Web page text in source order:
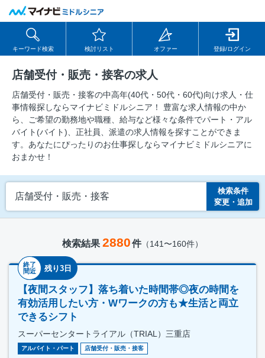
キーワード検索 検討リスト オファー 登録/ログイン
店舗受付・販売・接客の求人
店舗受付・販売・接客の中⾼年(40代・50代・60代)向け求⼈・仕
事情報探しならマイナビミドルシニア！ 豊富な求人情報の中か
ら、ご希望の勤務地や職種、給与など様々な条件でパート・アル
バイト(バイト)、正社員、派遣の求人情報を探すことができま
す。あなたにぴったりのお仕事探しならマイナビミドルシニアに
おまかせ！
店舗受付・販売・接客
検索条件
変更・追加
検索結果 2880件（141〜160件）
終了
間近
残り3日
【夜間スタッフ】落ち着いた時間帯◎夜の時間を
有効活用したい方・Wワークの方も★生活と両立
できるシフト
スーパーセンタートライアル（TRIAL）三重店
アルバイト・パート 店舗受付・販売・接客